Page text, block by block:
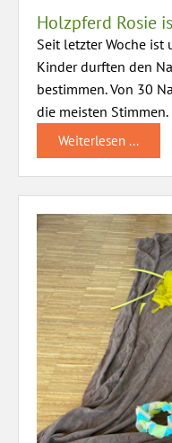
Holzpferd Rosie
Seit letzter Woche ist
Kinder durften den
bestimmen. Von 30
die meisten
Weiterlesen ...